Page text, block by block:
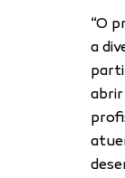
“O
a
abrir